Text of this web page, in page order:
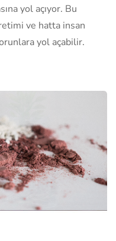
yol açıyor. Bu
ve hatta insan
yol açabilir.